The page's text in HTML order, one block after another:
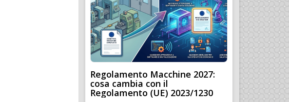
Regolamento Macchine 2027:
cosa cambia con il
Regolamento (UE) 2023/1230